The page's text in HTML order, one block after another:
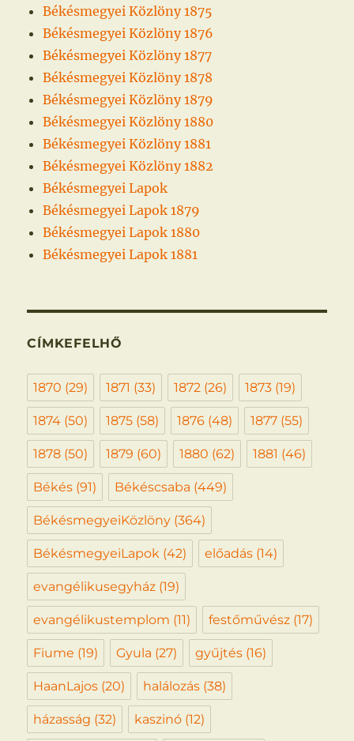
Békésmegyei Közlöny 1875
Békésmegyei Közlöny 1876
Békésmegyei Közlöny 1877
Békésmegyei Közlöny 1878
Békésmegyei Közlöny 1879
Békésmegyei Közlöny 1880
Békésmegyei Közlöny 1881
Békésmegyei Közlöny 1882
Békésmegyei Lapok
Békésmegyei Lapok 1879
Békésmegyei Lapok 1880
Békésmegyei Lapok 1881
CÍMKEFELHŐ
1870 (29) 1871 (33) 1872 (26) 1873 (19)
1874 (50) 1875 (58) 1876 (48) 1877 (55)
1878 (50) 1879 (60) 1880 (62) 1881 (46)
Békés (91) Békéscsaba (449)
BékésmegyeiKözlöny (364)
BékésmegyeiLapok (42) előadás (14)
evangélikusegyház (19)
evangélikustemplom (11) festőművész (17)
Fiume (19) Gyula (27) gyűjtés (16)
HaanLajos (20) halálozás (38)
házasság (32) kaszinó (12)